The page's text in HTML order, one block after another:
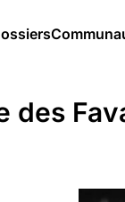
des